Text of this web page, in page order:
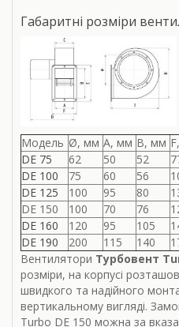
Габаритні розміри
Модель Ø, мм A, мм B, мм
DE 75
62 50 52
DE 100
75 60 56
DE 125
100 95 80
DE 150
100 70 76
DE 160
120 95 105
DE 190
200 115 140
Вентилятори Турбовент
розміри, на корпусі
швидкого та надійного
вертикальному вигляді.
Turbo DE 150 можна за